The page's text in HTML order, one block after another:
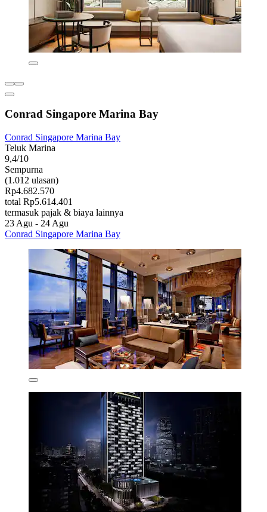
Conrad Singapore Marina Bay
Conrad Singapore Marina Bay
Teluk Marina
9,4/10
Sempurna
(1.012 ulasan)
Rp4.682.570
total Rp5.614.401
termasuk pajak & biaya lainnya
23 Agu - 24 Agu
Conrad Singapore Marina Bay